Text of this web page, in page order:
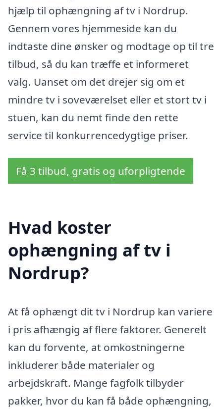
hjælp til ophængning af tv i Nordrup.
Gennem vores hjemmeside kan du
indtaste dine ønsker og modtage op til tre
tilbud, så du kan træffe et informeret
valg. Uanset om det drejer sig om et
mindre tv i soveværelset eller et stort tv i
stuen, kan du nemt finde den rette
service til konkurrencedygtige priser.
Få 3 tilbud, gratis og uforpligtende
Hvad koster
ophængning af tv i
Nordrup?
At få ophængt dit tv i Nordrup kan variere
i pris afhængig af flere faktorer. Generelt
kan du forvente, at omkostningerne
inkluderer både materialer og
arbejdskraft. Mange fagfolk tilbyder
pakker, hvor du kan få både ophængning,